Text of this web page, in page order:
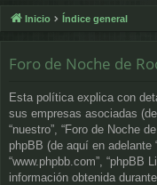
ac
pi
d
os
os
Inicio Índice general
Foro de Noche de
Esta política explica con
sus empresas asociadas (de
“nuestro”, “Foro de Noche
phpBB (de aquí en adelante
“www.phpbb.com”, “phpBB
información obtenida